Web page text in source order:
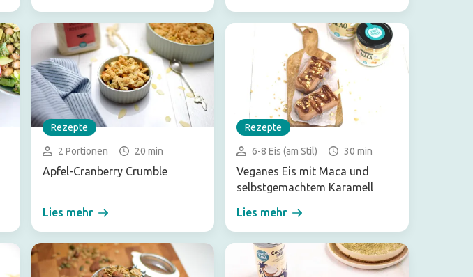
Rezepte
2 Portionen 20 min
Apfel-Cranberry Crumble
Lies mehr
Rezepte
6-8 Eis (am Stil) 30 min
Veganes Eis mit Maca und
selbstgemachtem Karamell
Lies mehr